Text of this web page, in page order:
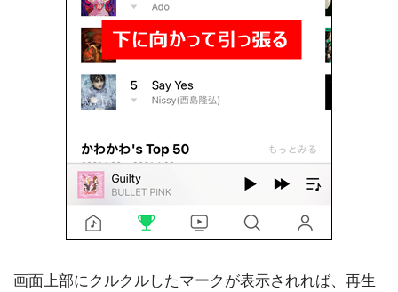
画面上部にクルクルしたマークが表示されれば、再生